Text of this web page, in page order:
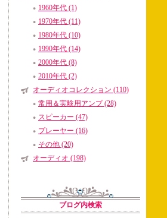
1960年代 (1)
1970年代 (11)
1980年代 (10)
1990年代 (14)
2000年代 (8)
2010年代 (2)
オーディオコレクション (110)
常用＆実験用アンプ (28)
スピーカー (47)
プレーヤー (16)
その他 (20)
オーディオ (198)
ブログ内検索